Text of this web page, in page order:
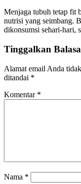
Menjaga tubuh tetap fit
nutrisi yang seimbang.
dikonsumsi sehari-hari,
Tinggalkan
Alamat email Anda
ditandai *
Komentar *
Nama *